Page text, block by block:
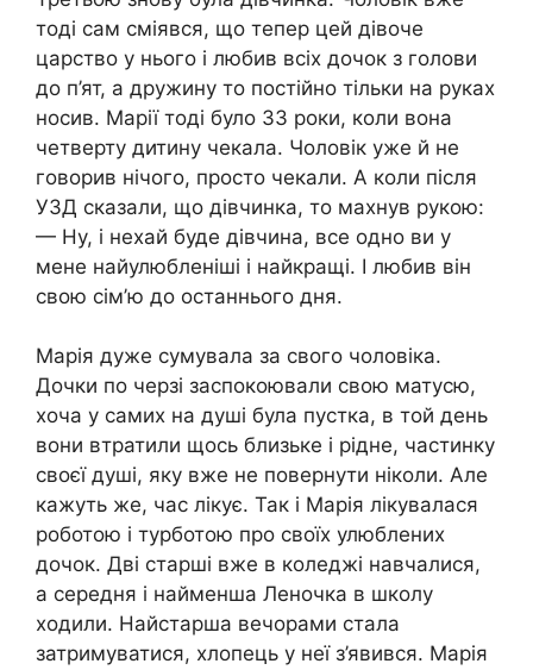
тоді сам сміявся, що тепер цей дівоче
царство у нього і любив всіх дочок з голови
до п’ят, а дружину то постійно тільки на руках
носив. Марії тоді було 33 роки, коли вона
четверту дитину чекала. Чоловік уже й не
говорив нічого, просто чекали. А коли після
УЗД сказали, що дівчинка, то махнув рукою:
— Ну, і нехай буде дівчина, все одно ви у
мене найулюбленіші і найкращі. І любив він
свою сім’ю до останнього дня.
Марія дуже сумувала за свого чоловіка.
Дочки по черзі заспокоювали свою матусю,
хоча у самих на душі була пустка, в той день
вони втратили щось близьке і рідне, частинку
своєї душі, яку вже не повернути ніколи. Але
кажуть же, час лікує. Так і Марія лікувалася
роботою і турботою про своїх улюблених
дочок. Дві старші вже в коледжі навчалися,
а середня і найменша Леночка в школу
ходили. Найстарша вечорами стала
затримуватися, хлопець у неї з’явився. Марія